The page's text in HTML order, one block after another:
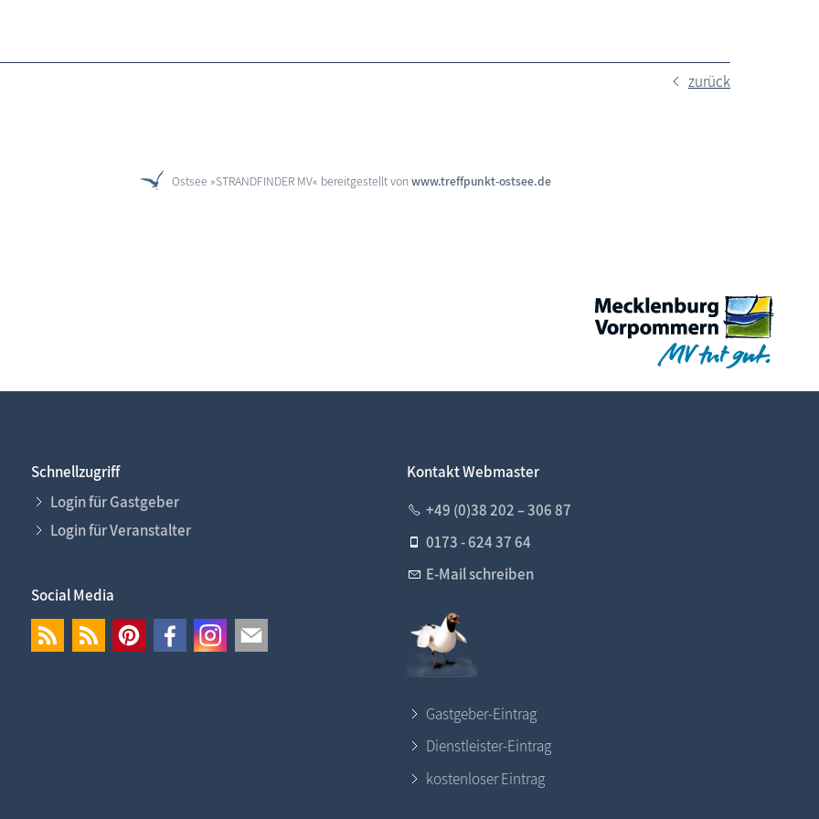
zurück
Ostsee »STRANDFINDER MV« bereitgestellt vonwww.treffpunkt-ostsee.de
Schnellzugriff
Login für Gastgeber
Login für Veranstalter
Social Media
Kontakt Webmaster
+49 (0)38 202 – 306 87
0173 - 624 37 64
E-Mail schreiben
Gastgeber-Eintrag
Dienstleister-Eintrag
kostenloser Eintrag